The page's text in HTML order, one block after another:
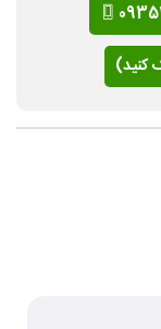
کنید)